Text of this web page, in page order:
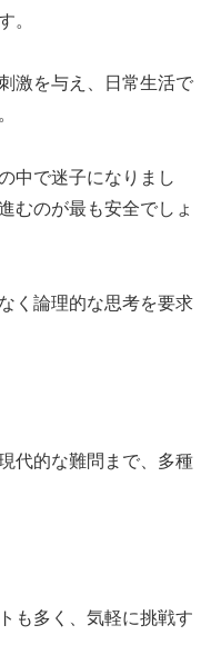
。
激を与え、日常生活で
中で迷子になりまし
むのが最も安全でしょ
く論理的な思考を要求
代的な難問まで、多種
も多く、気軽に挑戦す